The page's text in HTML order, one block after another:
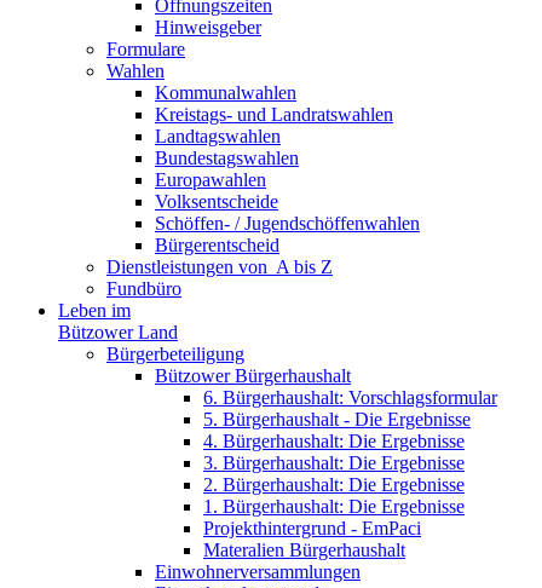
Öffnungszeiten
Hinweisgeber
Formulare
Wahlen
Kommunalwahlen
Kreistags- und Landratswahlen
Landtagswahlen
Bundestagswahlen
Europawahlen
Volksentscheide
Schöffen- / Jugendschöffenwahlen
Bürgerentscheid
Dienst­leistungen ­von ­ ­A bis Z
Fundbüro
Leben im
Bützower Land
Bürgerbeteiligung
Bützower Bürgerhaushalt
6. Bürgerhaushalt: Vorschlagsformular
5. Bürgerhaushalt - Die Ergebnisse
4. Bürgerhaushalt: Die Ergebnisse
3. Bürgerhaushalt: Die Ergebnisse
2. Bürgerhaushalt: Die Ergebnisse
1. Bürgerhaushalt: Die Ergebnisse
Projekthintergrund - EmPaci
Materalien Bürgerhaushalt
Einwohnerversammlungen